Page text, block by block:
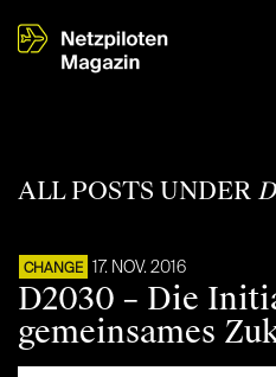
ALL POSTS UNDER
CHANGE 17. NOV. 2016
D2030 – Die
gemeinsames